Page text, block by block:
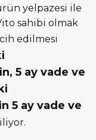
yelpazesi ile
sahibi olmak
edilmesi
5 ay vade ve
5 ay vade ve